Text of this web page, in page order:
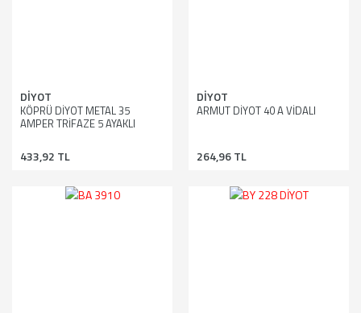
DİYOT
KÖPRÜ DİYOT METAL 35
AMPER TRİFAZE 5 AYAKLI
433,92 TL
DİYOT
ARMUT DİYOT 40 A VİDALI
264,96 TL